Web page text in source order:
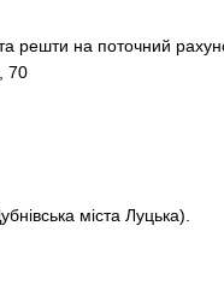
решти на поточний
70
міста Луцька).